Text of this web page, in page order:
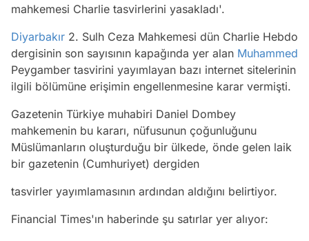
mahkemesi Charlie tasvirlerini yasakladı'.
Diyarbakır 2. Sulh Ceza Mahkemesi dün Charlie Hebdo
dergisinin son sayısının kapağında yer alan Muhammed
Peygamber tasvirini yayımlayan bazı internet sitelerinin
ilgili bölümüne erişimin engellenmesine karar vermişti.
Gazetenin Türkiye muhabiri Daniel Dombey
mahkemenin bu kararı, nüfusunun çoğunluğunu
Müslümanların oluşturduğu bir ülkede, önde gelen laik
bir gazetenin (Cumhuriyet) dergiden
tasvirler yayımlamasının ardından aldığını belirtiyor.
Financial Times'ın haberinde şu satırlar yer alıyor: